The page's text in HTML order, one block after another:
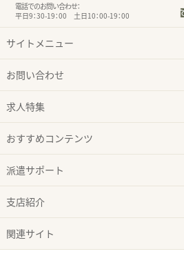
電話でのお問い合わせ：
平日9：30-19：00 土日10：00-19：00
サイトメニュー
お問い合わせ
求人特集
おすすめコンテンツ
派遣サポート
支店紹介
関連サイト